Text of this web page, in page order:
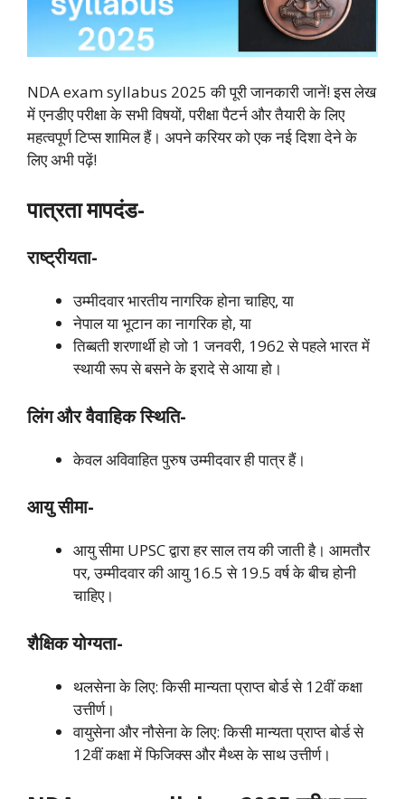
NDA exam syllabus 2025 की पूरी जानकारी जानें! इस लेख
में एनडीए परीक्षा के सभी विषयों, परीक्षा पैटर्न और तैयारी के लिए
महत्वपूर्ण टिप्स शामिल हैं। अपने करियर को एक नई दिशा देने के
लिए अभी पढ़ें!
पात्रता मापदंड-
राष्ट्रीयता-
उम्मीदवार भारतीय नागरिक होना चाहिए, या
नेपाल या भूटान का नागरिक हो, या
तिब्बती शरणार्थी हो जो 1 जनवरी, 1962 से पहले भारत में
स्थायी रूप से बसने के इरादे से आया हो।
लिंग और वैवाहिक स्थिति-
केवल अविवाहित पुरुष उम्मीदवार ही पात्र हैं।
आयु सीमा-
आयु सीमा UPSC द्वारा हर साल तय की जाती है। आमतौर
पर, उम्मीदवार की आयु 16.5 से 19.5 वर्ष के बीच होनी
चाहिए।
शैक्षिक योग्यता-
थलसेना के लिए: किसी मान्यता प्राप्त बोर्ड से 12वीं कक्षा
उत्तीर्ण।
वायुसेना और नौसेना के लिए: किसी मान्यता प्राप्त बोर्ड से
12वीं कक्षा में फिजिक्स और मैथ्स के साथ उत्तीर्ण।